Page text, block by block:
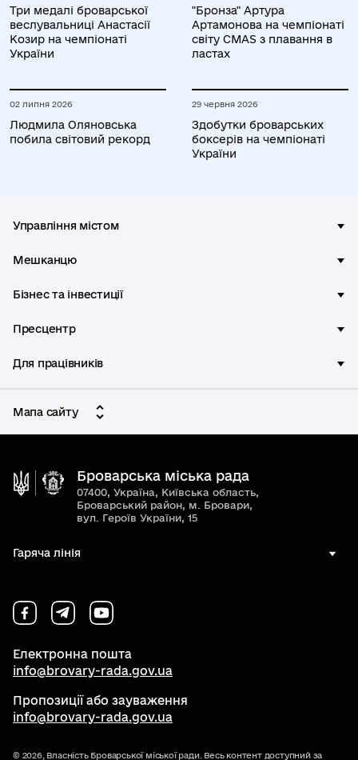
Три медалі броварської
веслувальниці Анастасії
Козир на чемпіонаті
України
"Бронза" Артура
Артамонова на чемпіонаті
світу CMAS з плавання в
ластах
02 липня 2026
Людмила Оляновська
побила світовий рекорд
29 червня 2026
Здобутки броварських
боксерів на чемпіонаті
України
Управління містом
Мешканцю
Бізнес та інвестиції
Пресцентр
Для працівників
Мапа сайту
Броварська міська рада
07400, Україна, Київська область,
Броварський район, м. Бровари,
вул. Героїв України, 15
Гаряча лінія
Електронна пошта
info@brovary-rada.gov.ua
Пропозиції або зауваження
info@brovary-rada.gov.ua
© 2026, Власність Броварської міської ради. Весь контент доступний за